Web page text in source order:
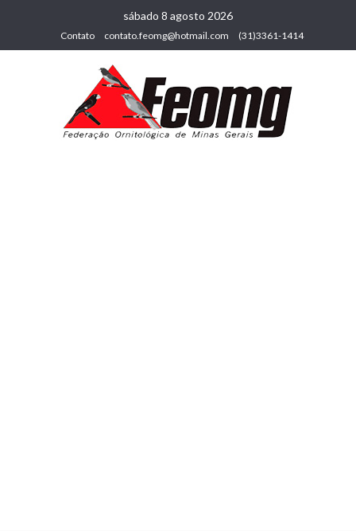
sábado 8 agosto 2026
Contato contato.feomg@hotmail.com (31)3361-1414